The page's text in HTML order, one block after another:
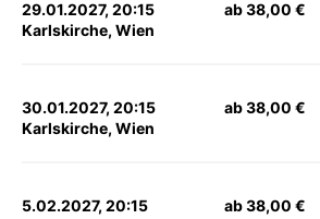
29.01.2027, 20:15
Karlskirche, Wien
ab 38,00 €
30.01.2027, 20:15
Karlskirche, Wien
ab 38,00 €
5.02.2027, 20:15
ab 38,00 €